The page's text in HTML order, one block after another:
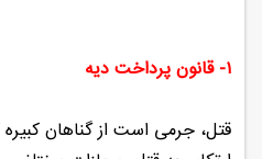
۱- قانون پرداخت دیه
قتل، جرمی است از گناهان